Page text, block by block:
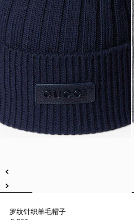
罗纹针织羊毛帽子